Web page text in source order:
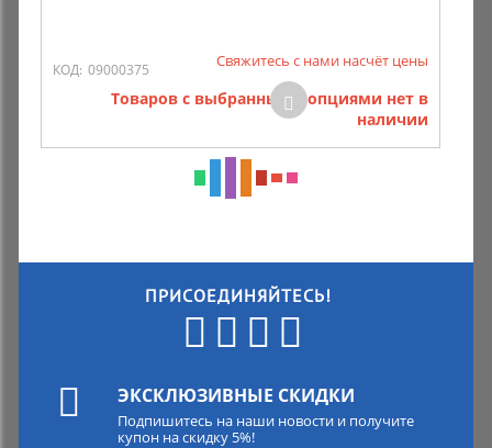
КОД: 09000375 Свяжитесь с нами насчёт цены
Товаров с выбранными опциями нет в
наличии
ПРИСОЕДИНЯЙТЕСЬ!
ЭКСКЛЮЗИВНЫЕ СКИДКИ
Подпишитесь на наши новости и получите
купон на скидку 5%!